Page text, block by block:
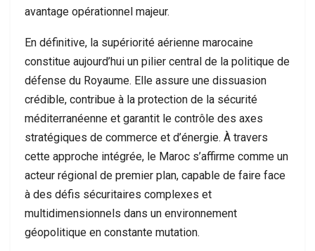
avantage opérationnel majeur.
En définitive, la supériorité aérienne marocaine
constitue aujourd’hui un pilier central de la politique de
défense du Royaume. Elle assure une dissuasion
crédible, contribue à la protection de la sécurité
méditerranéenne et garantit le contrôle des axes
stratégiques de commerce et d’énergie. À travers
cette approche intégrée, le Maroc s’affirme comme un
acteur régional de premier plan, capable de faire face
à des défis sécuritaires complexes et
multidimensionnels dans un environnement
géopolitique en constante mutation.